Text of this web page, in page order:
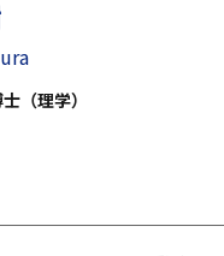
（理学）